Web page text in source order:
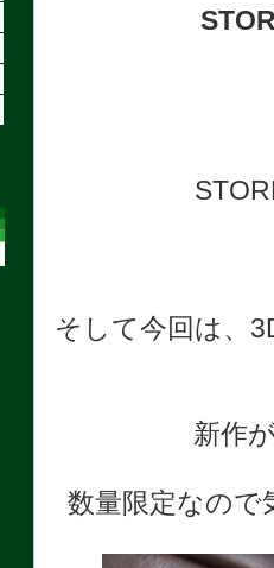
そして今回は、
新作
数量限定なので